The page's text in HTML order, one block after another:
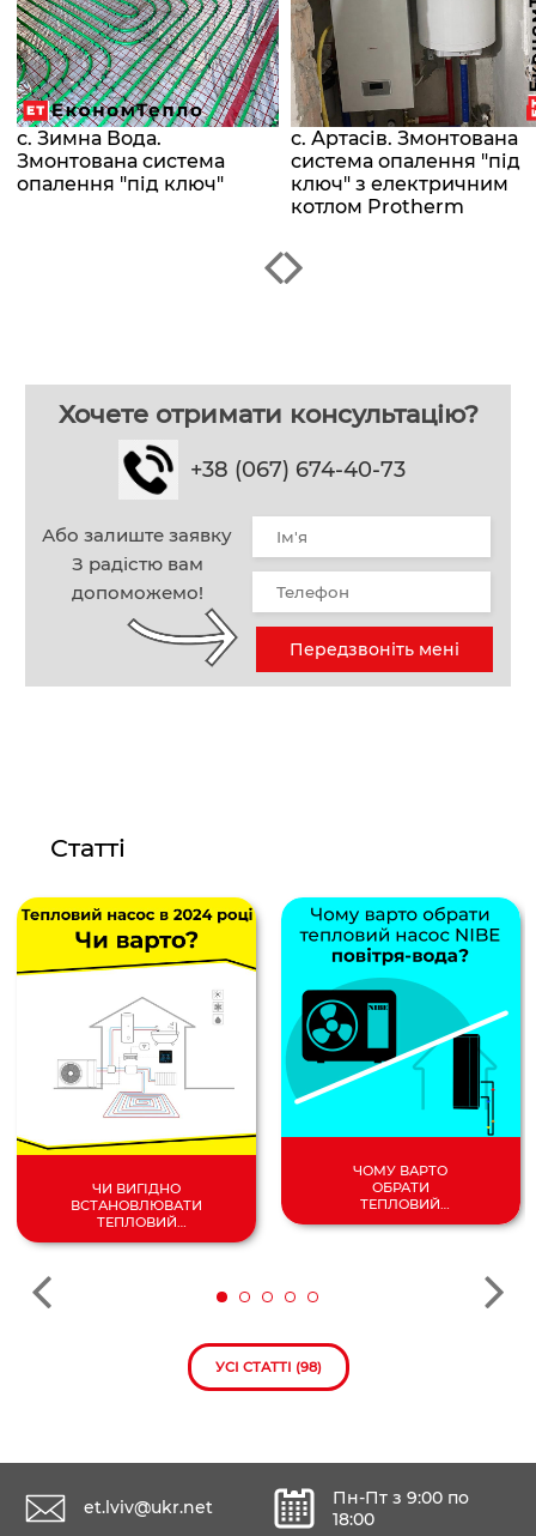
с. Зимна Вода.
Змонтована система
опалення "під ключ"
с. Артасів. Змонтована
система опалення "під
ключ" з електричним
котлом Protherm
Хочете отримати консультацію?
+38 (067) 674-40-73
Або залиште заявку
З радістю вам
допоможемо!
Передзвоніть мені
Статті
ЧИ ВИГІДНО
ВСТАНОВЛЮВАТИ
ТЕПЛОВИЙ
ЧОМУ ВАРТО
ОБРАТИ
ТЕПЛОВИЙ
НАСОС
УСІ СТАТТІ (98)
et.lviv@ukr.net
Пн-Пт з 9:00 по
18:00